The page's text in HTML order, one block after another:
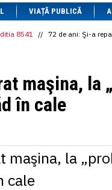
1 CAD= 3.1559
1 CHF= 5.2813
1 CNY = 0.6015
1 HUF
= 1.2223
1 INR
= 0.0513
1 JPY
1 KRW
1 NZD= 2.6097
1 PLN= 1.1646
VIAȚĂ PUBLICĂ
8541 // 72 de ani: Şi-a
maşina, la
în cale